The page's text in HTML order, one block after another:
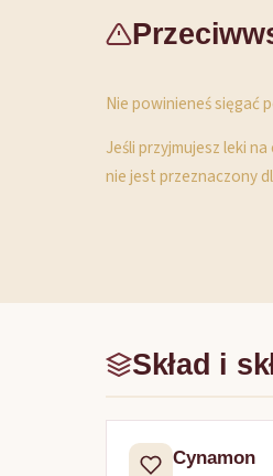
Nie powinieneś sięgać
Jeśli przyjmujesz leki
nie jest przeznaczony
Skład i
Cynamon